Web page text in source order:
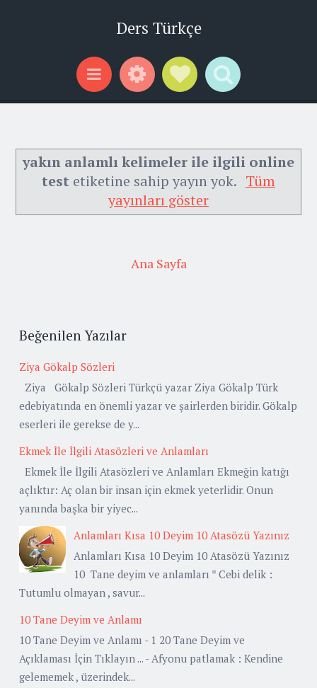
Ders Türkçe
Menu WidgetsSocial Links
Search
yakın anlamlı kelimeler ile ilgili online
test etiketine sahip yayın yok. Tüm
yayınları göster
Ana Sayfa
Beğenilen Yazılar
Ziya Gökalp Sözleri
Ziya Gökalp Sözleri Türkçü yazar Ziya Gökalp Türk
edebiyatında en önemli yazar ve şairlerden biridir. Gökalp
eserleri ile gerekse de y...
Ekmek İle İlgili Atasözleri ve Anlamları
Ekmek İle İlgili Atasözleri ve Anlamları Ekmeğin katığı
açlıktır: Aç olan bir insan için ekmek yeterlidir. Onun
yanında başka bir yiyec...
Anlamları Kısa 10 Deyim 10 Atasözü Yazınız
Anlamları Kısa 10 Deyim 10 Atasözü Yazınız
10 Tane deyim ve anlamları * Cebi delik :
Tutumlu olmayan , savur...
10 Tane Deyim ve Anlamı
10 Tane Deyim ve Anlamı - 1 20 Tane Deyim ve
Açıklaması İçin Tıklayın ... - Afyonu patlamak : Kendine
gelememek , üzerindek...